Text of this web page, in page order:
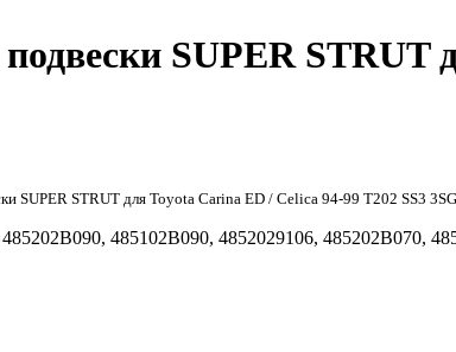
SUPER STRUT
SUPER STRUT для Toyota Carina ED / Celica 94-99 T202 SS3
485202B090, 485102B090, 4852029106, 485202B070,